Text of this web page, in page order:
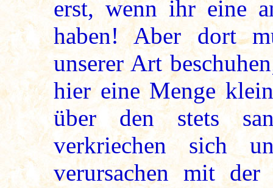
erst, wenn ihr eine
haben! Aber dort
unserer Art
hier eine Menge
über den stets
verkriechen sich
verursachen mit